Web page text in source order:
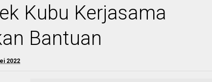
Kubu Kerjasama
Bantuan
2022